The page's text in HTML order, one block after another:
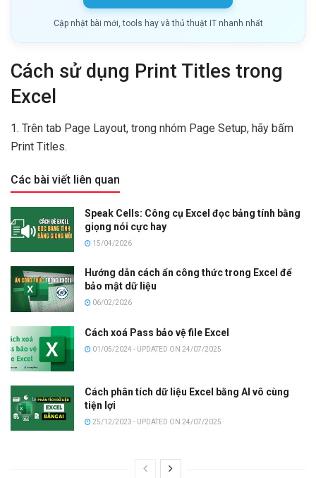
Cập nhật bài mới, tools hay và thủ thuật IT nhanh nhất
Cách sử dụng Print Titles trong
Excel
1. Trên tab Page Layout, trong nhóm Page Setup, hãy bấm
Print Titles.
Các bài viết liên quan
Speak Cells: Công cụ Excel đọc bảng tính bằng
giọng nói cực hay
15/04/2026
Hướng dẫn cách ẩn công thức trong Excel để
bảo mật dữ liệu
06/02/2026
Cách xoá Pass bảo vệ file Excel
01/05/2024 - UPDATED ON 24/07/2025
Cách phân tích dữ liệu Excel bằng AI vô cùng
tiện lợi
25/12/2023 - UPDATED ON 24/07/2025